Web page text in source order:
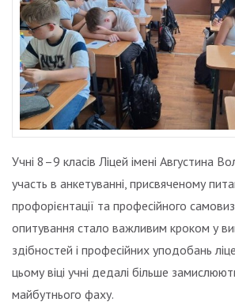
Учні 8–9 класів Ліцей імені Августина
участь в анкетуванні, присвяченому
профорієнтації та професійного
опитування стало важливим кроком у
здібностей і професійних уподобань
цьому віці учні дедалі більше
майбутнього фаху.